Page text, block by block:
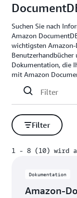
Suchen Sie nach
Amazon
wichtigsten
Benutzerhandbücher
Dokumentation, die
mit Amazon
Filter
1 - 8 (10) wird
Dokumentation
Amazon-